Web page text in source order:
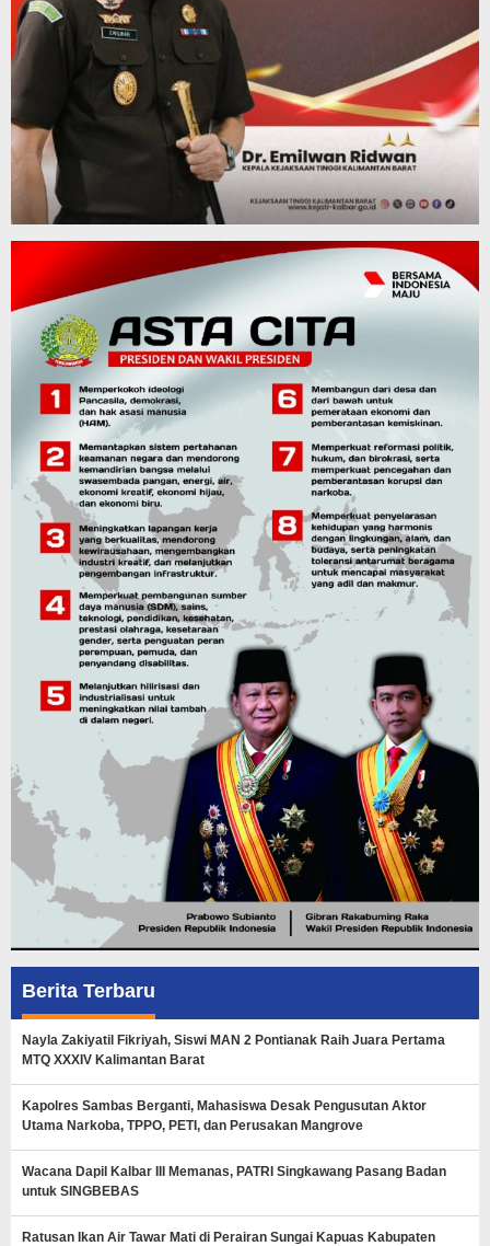
Berita Terbaru
Nayla Zakiyatil Fikriyah, Siswi MAN 2 Pontianak Raih Juara Pertama
MTQ XXXIV Kalimantan Barat
Kapolres Sambas Berganti, Mahasiswa Desak Pengusutan Aktor
Utama Narkoba, TPPO, PETI, dan Perusakan Mangrove
Wacana Dapil Kalbar III Memanas, PATRI Singkawang Pasang Badan
untuk SINGBEBAS
Ratusan Ikan Air Tawar Mati di Perairan Sungai Kapuas Kabupaten